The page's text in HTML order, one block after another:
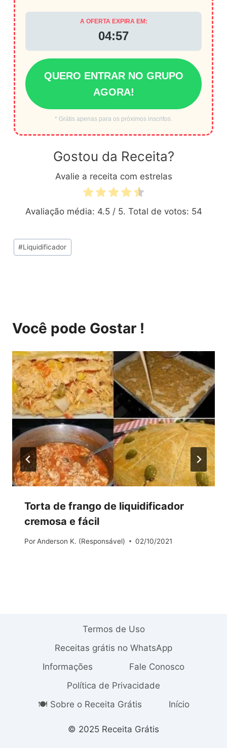
A OFERTA EXPIRA EM:
04:56
QUERO ENTRAR NO GRUPO
AGORA!
* Grátis apenas para os próximos inscritos.
Gostou da Receita?
Avalie a receita com estrelas
Avaliação média: 4.5/ 5. Total de votos: 54
Tags
do
#Liquidificador
Você pode Gostar !
Torta de frango de liquidificador
cremosa e fácil
Por Anderson K. (Responsável) 02/10/2021
Termos de Uso
Receitas grátis no WhatsApp
Informações
Fale Conosco
Política de Privacidade
🍽️ Sobre o Receita Grátis
Início
© 2025 Receita Grátis